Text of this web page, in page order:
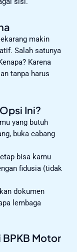
makin
Salah satunya
Karena
tanpa harus
Ini?
yang butuh
buka cabang
bisa kamu
fidusia (tidak
dokumen
lembaga
Motor